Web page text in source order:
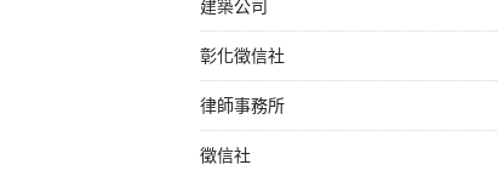
建築公司
彰化徵信社
律師事務所
徵信社